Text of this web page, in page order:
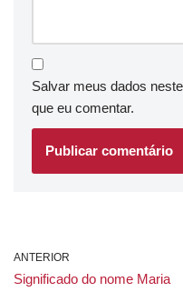
Salvar meus dados
que eu comentar.
ANTERIOR
Significado do nome Maria